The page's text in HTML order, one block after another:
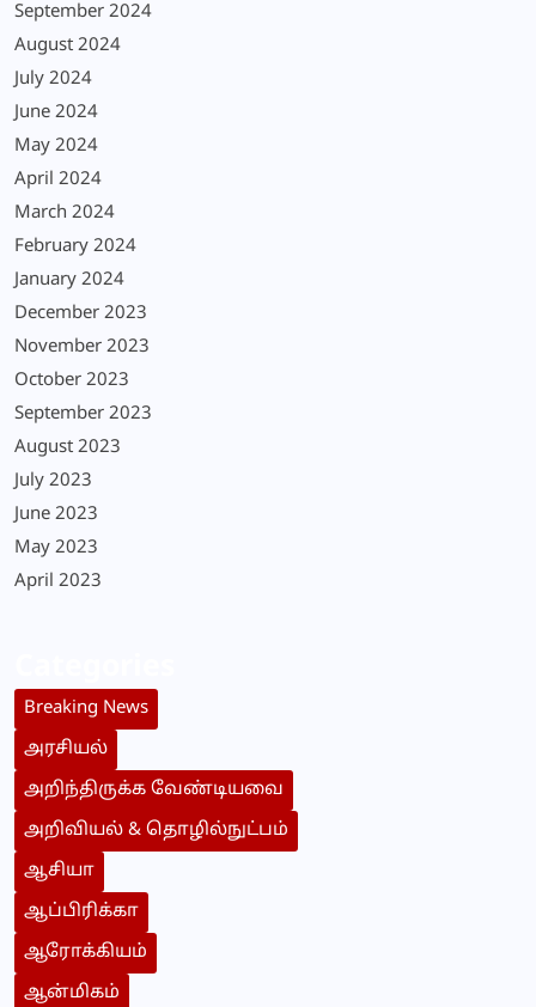
September 2024
August 2024
July 2024
June 2024
May 2024
April 2024
March 2024
February 2024
January 2024
December 2023
November 2023
October 2023
September 2023
August 2023
July 2023
June 2023
May 2023
April 2023
Breaking News
அரசியல்
அறிந்திருக்க வேண்டியவை
அறிவியல் & தொழில்நுட்பம்
ஆசியா
ஆப்பிரிக்கா
ஆரோக்கியம்
ஆன்மிகம்